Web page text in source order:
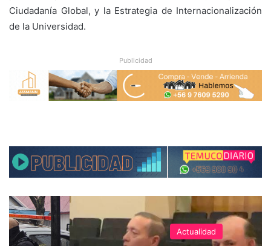
Ciudadanía Global, y la Estrategia de Internacionalización
de la Universidad.
Publicidad
Actualidad